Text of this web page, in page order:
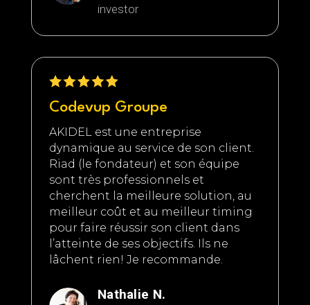
investor
Codevup Groupe
AKIDEL est une entreprise
dynamique au service de son client.
Riad (le fondateur) et son équipe
sont très professionnels et
cherchent la meilleure solution, au
meilleur coût et au meilleur timing
pour faire réussir son client dans
l’atteinte de ses objectifs. Ils ne
lâchent rien! Je recommande.
Nathalie N.